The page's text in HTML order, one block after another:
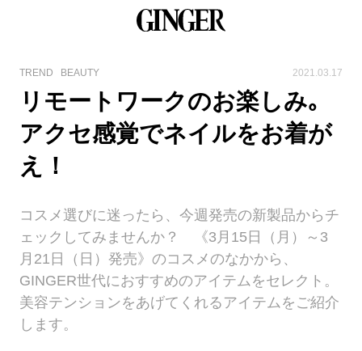
TREND BEAUTY 2021.03.17
リモートワークのお楽しみ｡
アクセ感覚でネイルをお着が
え！
コスメ選びに迷ったら、今週発売の新製品からチ
ェックしてみませんか？ 《3月15日（月）～3
月21日（日）発売》のコスメのなかから、
GINGER世代におすすめのアイテムをセレクト。
美容テンションをあげてくれるアイテムをご紹介
します。